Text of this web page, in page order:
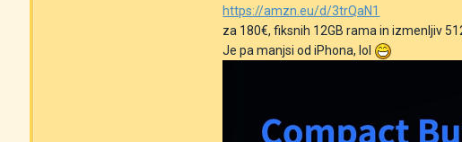
https://amzn.eu/d/3trQaN1
za 180€, fiksnih 12GB rama in izmenljiv
Je pa manjsi od iPhona, lol